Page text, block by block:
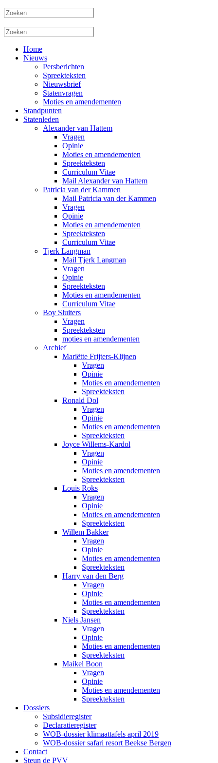
Home
Nieuws
Persberichten
Spreekteksten
Nieuwsbrief
Statenvragen
Moties en amendementen
Standpunten
Statenleden
Alexander van Hattem
Vragen
Opinie
Moties en amendementen
Spreekteksten
Curriculum Vitae
Mail Alexander van Hattem
Patricia van der Kammen
Mail Patricia van der Kammen
Vragen
Opinie
Moties en amendementen
Spreekteksten
Curriculum Vitae
Tjerk Langman
Mail Tjerk Langman
Vragen
Opinie
Spreekteksten
Moties en amendementen
Curriculum Vitae
Boy Sluiters
Vragen
Spreekteksten
moties en amendementen
Archief
Mariëtte Frijters-Klijnen
Vragen
Opinie
Moties en amendementen
Spreekteksten
Ronald Dol
Vragen
Opinie
Moties en amendementen
Spreekteksten
Joyce Willems-Kardol
Vragen
Opinie
Moties en amendementen
Spreekteksten
Louis Roks
Vragen
Opinie
Moties en amendementen
Spreekteksten
Willem Bakker
Vragen
Opinie
Moties en amendementen
Spreekteksten
Harry van den Berg
Vragen
Opinie
Moties en amendementen
Spreekteksten
Niels Jansen
Vragen
Opinie
Moties en amendementen
Spreekteksten
Maikel Boon
Vragen
Opinie
Moties en amendementen
Spreekteksten
Dossiers
Subsidieregister
Declaratieregister
WOB-dossier klimaattafels april 2019
WOB-dossier safari resort Beekse Bergen
Contact
Steun de PVV